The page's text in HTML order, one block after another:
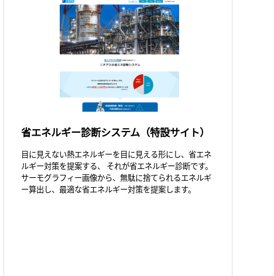
省エネルギー診断システム（特設サイト）
目に見えない熱エネルギーを目に見える形にし、省エネ
ルギー対策を提案する、 それが省エネルギー診断です。
サーモグラフィー画像から、無駄に捨てられるエネルギ
ー算出し、最適な省エネルギー対策を提案します。